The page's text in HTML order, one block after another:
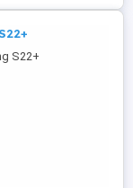
S22+